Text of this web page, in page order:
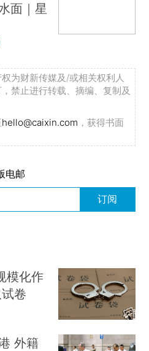
面｜星
为财新传媒及/或相关权利人
禁止进行转载、摘编、复制及
hello@caixin.com ，获得书面
电邮
订阅
模化作
卷
外籍